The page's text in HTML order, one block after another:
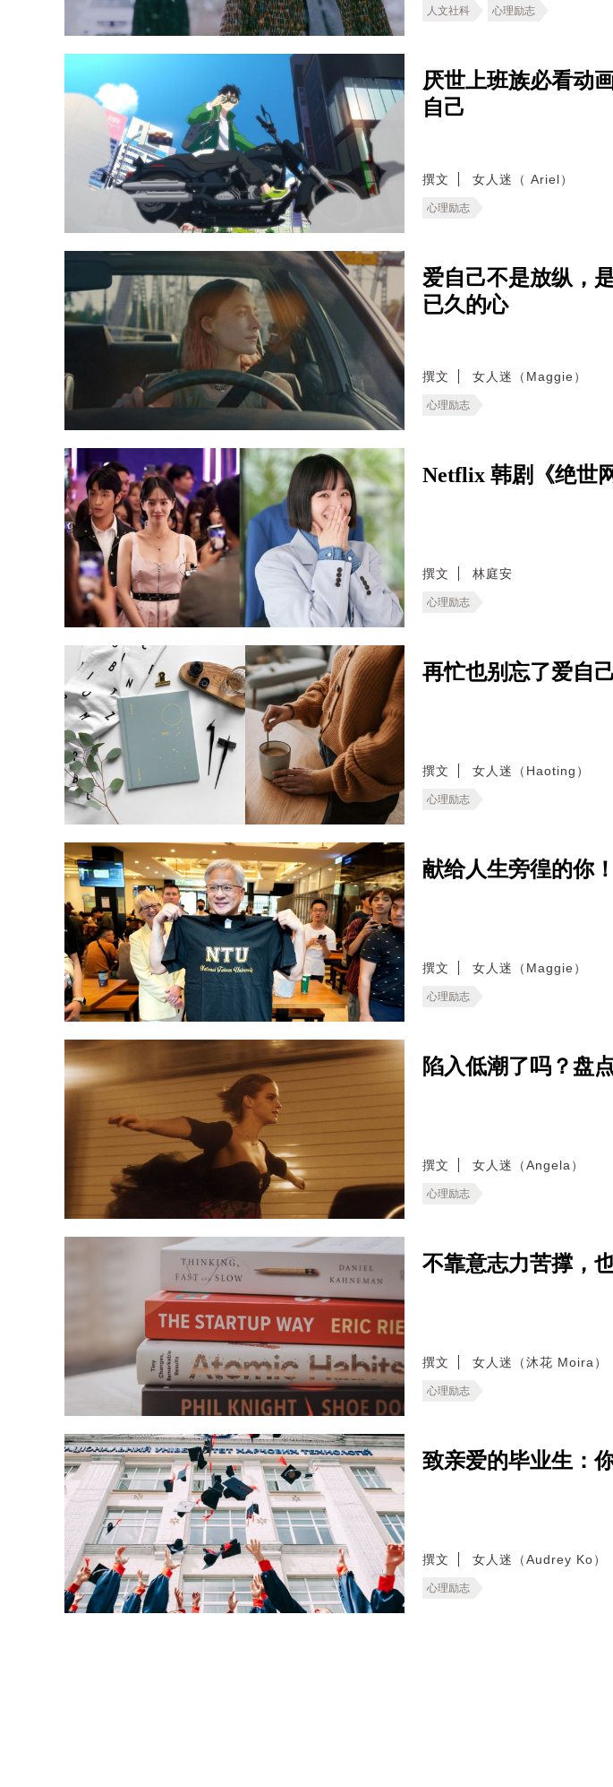
人文社科 心理励志
厌世上班族必看动
自己
撰文 女人迷（ Ariel）
心理励志
爱自己不是放纵，
已久的心
撰文 女人迷（Maggie）
心理励志
Netflix 韩剧《绝世
撰文 林庭安
心理励志
再忙也别忘了爱自
撰文 女人迷（Haoting）
心理励志
献给人生旁徨的你
撰文 女人迷（Maggie）
心理励志
陷入低潮了吗？盘
撰文 女人迷（Angela）
心理励志
不靠意志力苦撑，
撰文 女人迷（沐花 Moira）
心理励志
致亲爱的毕业生：
撰文 女人迷（Audrey Ko）
心理励志